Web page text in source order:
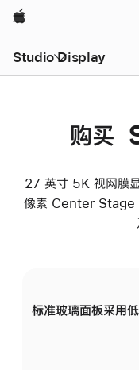
Apple
Studio Display
购买
27 英寸 5K 视网膜
像素 Center Stage
标准玻璃面板采用